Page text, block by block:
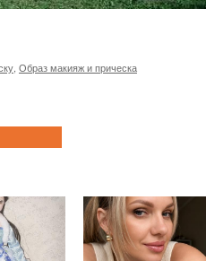
Образ макияж и прическа